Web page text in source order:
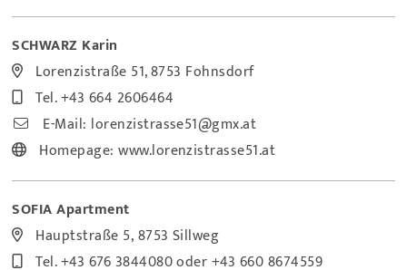
SCHWARZ Karin
Lorenzistraße 51, 8753 Fohnsdorf
Tel.+43 664 2606464
E-Mail: lorenzistrasse51@gmx.at
Homepage:www.lorenzistrasse51.at
SOFIA Apartment
Hauptstraße 5, 8753 Sillweg
Tel.+43 676 3844080oder+43 660 8674559